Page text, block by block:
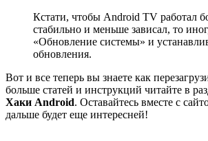
Кстати, чтобы Android TV работал
стабильно и меньше зависал, то
«Обновление системы» и
обновления.
Вот и все теперь вы знаете как
больше статей и инструкций читайте в
Хаки Android. Оставайтесь вместе с
дальше будет еще интересней!